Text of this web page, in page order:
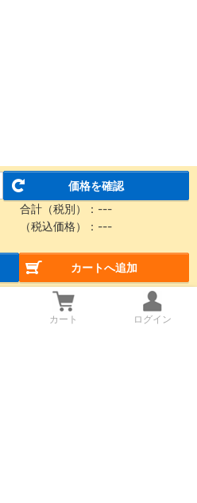
価格を確認
合計（税別）： ---
（税込価格）： ---
カートへ追加
カート ログイン